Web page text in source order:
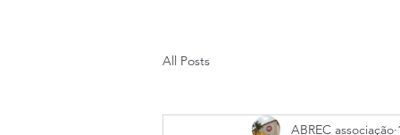
All Posts
ABREC associação